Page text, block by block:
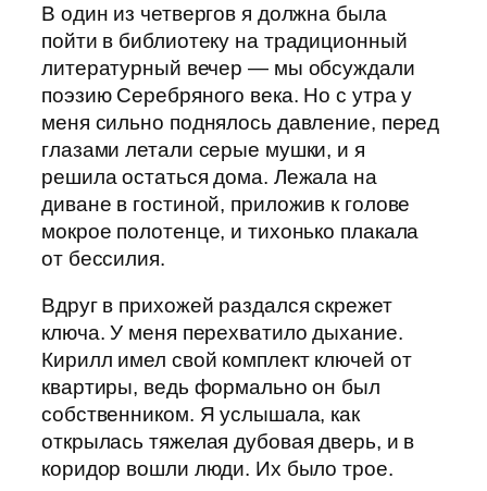
В один из четвергов я должна была
пойти в библиотеку на традиционный
литературный вечер — мы обсуждали
поэзию Серебряного века. Но с утра у
меня сильно поднялось давление, перед
глазами летали серые мушки, и я
решила остаться дома. Лежала на
диване в гостиной, приложив к голове
мокрое полотенце, и тихонько плакала
от бессилия.
Вдруг в прихожей раздался скрежет
ключа. У меня перехватило дыхание.
Кирилл имел свой комплект ключей от
квартиры, ведь формально он был
собственником. Я услышала, как
открылась тяжелая дубовая дверь, и в
коридор вошли люди. Их было трое.